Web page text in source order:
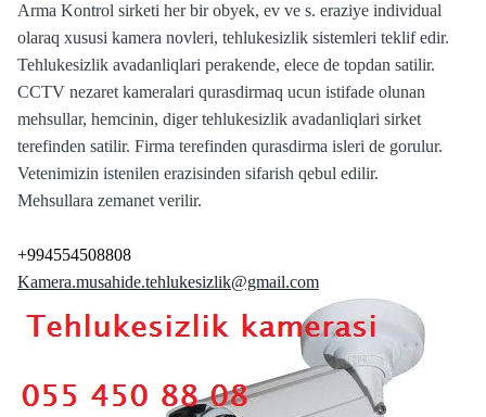
Arma Kontrol sirketi her bir obyek, ev ve s. eraziye individual
olaraq xususi kamera novleri, tehlukesizlik sistemleri teklif edir.
Tehlukesizlik avadanliqlari perakende, elece de topdan satilir.
CCTV nezaret kameralari qurasdirmaq ucun istifade olunan
mehsullar, hemcinin, diger tehlukesizlik avadanliqlari sirket
terefinden satilir. Firma terefinden qurasdirma isleri de gorulur.
Vetenimizin istenilen erazisinden sifarish qebul edilir.
Mehsullara zemanet verilir.
+994554508808
Kamera.musahide.tehlukesizlik@gmail.com